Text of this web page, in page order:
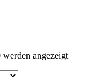
angezeigt